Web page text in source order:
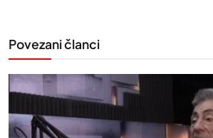
Povezani članci